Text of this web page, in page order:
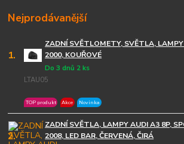
Nejprodávanější
1.
ZADNÍ SVĚTLOMETY, SVĚTLA,
2000, KOUŘOVÉ
LTAU05
Do 3 dnů 2 ks
TOP produkt Akce Novinka
2.
ZADNÍ SVĚTLA, LAMPY AUDI A3 8P,
2008, LED BAR, ČERVENÁ, ČIRÁ